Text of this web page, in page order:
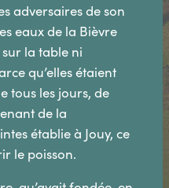
adversaires de son
eaux de la Bièvre
la table ni
qu’elles étaient
tous les jours, de
de la
établie à Jouy, ce
le poisson.